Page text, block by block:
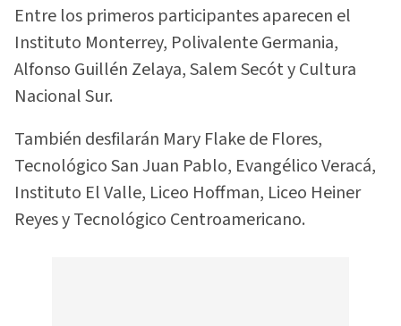
Entre los primeros participantes aparecen el
Instituto Monterrey, Polivalente Germania,
Alfonso Guillén Zelaya, Salem Secót y Cultura
Nacional Sur.
También desfilarán Mary Flake de Flores,
Tecnológico San Juan Pablo, Evangélico Veracá,
Instituto El Valle, Liceo Hoffman, Liceo Heiner
Reyes y Tecnológico Centroamericano.